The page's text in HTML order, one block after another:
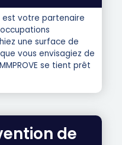
est votre partenaire
une surface de
vous envisagiez de
se tient prêt
de